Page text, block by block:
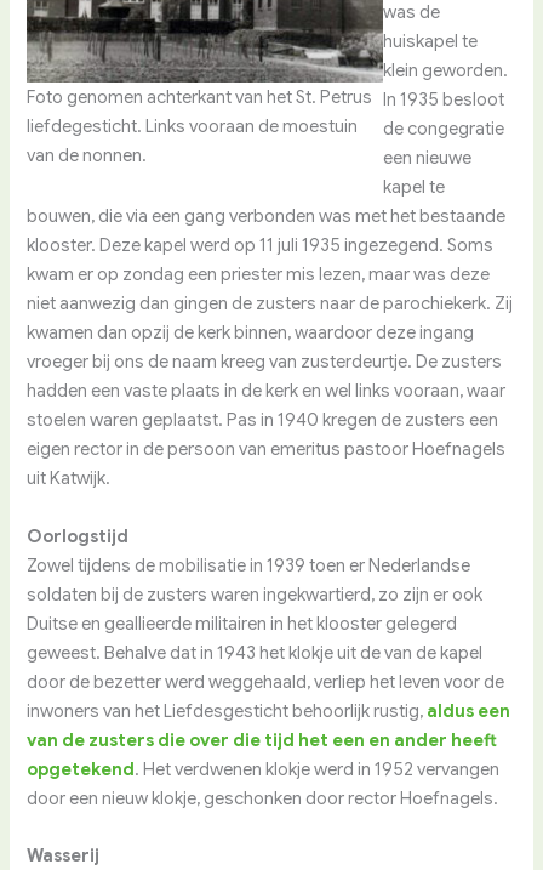
Foto genomen achterkant van het St. Petrus
liefdegesticht. Links vooraan de moestuin
van de nonnen.
was de
huiskapel te
klein geworden.
In 1935 besloot
de congegratie
een nieuwe
kapel te
bouwen, die via een gang verbonden was met het bestaande
klooster. Deze kapel werd op 11 juli 1935 ingezegend. Soms
kwam er op zondag een priester mis lezen, maar was deze
niet aanwezig dan gingen de zusters naar de parochiekerk. Zij
kwamen dan opzij de kerk binnen, waardoor deze ingang
vroeger bij ons de naam kreeg van zusterdeurtje. De zusters
hadden een vaste plaats in de kerk en wel links vooraan, waar
stoelen waren geplaatst. Pas in 1940 kregen de zusters een
eigen rector in de persoon van emeritus pastoor Hoefnagels
uit Katwijk.
Oorlogstijd
Zowel tijdens de mobilisatie in 1939 toen er Nederlandse
soldaten bij de zusters waren ingekwartierd, zo zijn er ook
Duitse en geallieerde militairen in het klooster gelegerd
geweest. Behalve dat in 1943 het klokje uit de van de kapel
door de bezetter werd weggehaald, verliep het leven voor de
inwoners van het Liefdesgesticht behoorlijk rustig, aldus een
van de zusters die over die tijd het een en ander heeft
opgetekend. Het verdwenen klokje werd in 1952 vervangen
door een nieuw klokje, geschonken door rector Hoefnagels.
Wasserij